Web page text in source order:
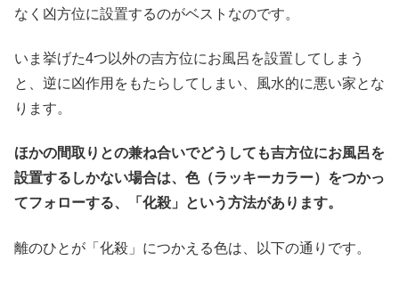
なく凶方位に設置するのがベストなのです。
いま挙げた4つ以外の吉方位にお風呂を設置してしまう
と、逆に凶作用をもたらしてしまい、風水的に悪い家とな
ります。
ほかの間取りとの兼ね合いでどうしても吉方位にお風呂を
設置するしかない場合は、色（ラッキーカラー）をつかっ
てフォローする、「化殺」という方法があります。
離のひとが「化殺」につかえる色は、以下の通りです。